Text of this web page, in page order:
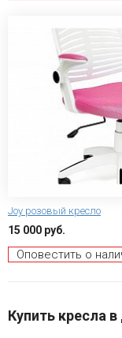
Joy розовый кресло
15 000 руб.
Оповестить о
Купить кресла